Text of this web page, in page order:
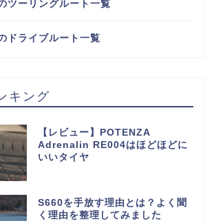
ツーリングルート一覧
ドライブルート一覧
キング
【レビュー】POTENZA
Adrenalin RE004はほどほどに
いいタイヤ
S660を手放す理由とは？よく聞
く理由を整理してみました